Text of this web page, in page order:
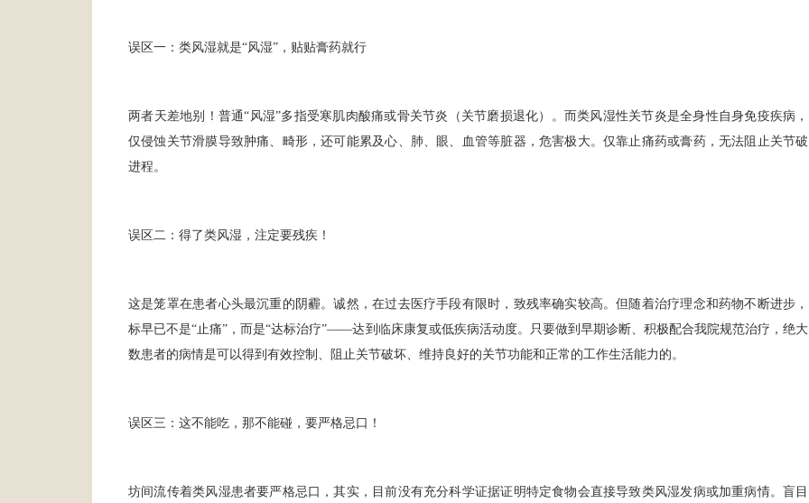
误区一：类风湿就是“风湿”，贴贴膏药就行
两者天差地别！普通“风湿”多指受寒肌肉酸痛或骨关节炎（关节磨损退化）。而类风湿性关节炎是全身性自身免疫疾病
仅侵蚀关节滑膜导致肿痛、畸形，还可能累及心、肺、眼、血管等脏器，危害极大。仅靠止痛药或膏药，无法阻止关节
进程。
误区二：得了类风湿，注定要残疾！
这是笼罩在患者心头最沉重的阴霾。诚然，在过去医疗手段有限时，致残率确实较高。但随着治疗理念和药物不断进步，
标早已不是“止痛”，而是“达标治疗”——达到临床康复或低疾病活动度。只要做到早期诊断、积极配合我院规范治疗，绝
数患者的病情是可以得到有效控制、阻止关节破坏、维持良好的关节功能和正常的工作生活能力的。
误区三：这不能吃，那不能碰，要严格忌口！
坊间流传着类风湿患者要严格忌口，其实，目前没有充分科学证据证明特定食物会直接导致类风湿发病或加重病情。盲目